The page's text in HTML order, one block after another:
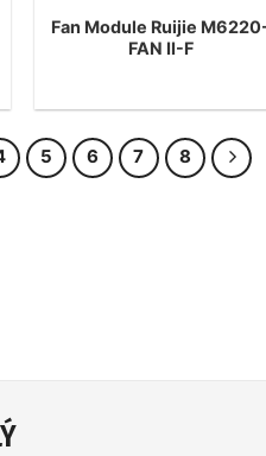
Fan Module Ruijie
FAN II-F
5 6 7 8